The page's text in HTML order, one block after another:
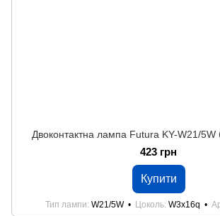
Двоконтактна лампа Futura KY-W21/5W
423 грн
Купити
Тип лампи W21/5W Цоколь W3x16q